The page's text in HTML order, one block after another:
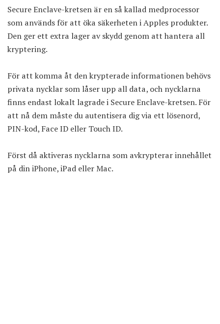
Secure Enclave-kretsen är en så kallad medprocessor
som används för att öka säkerheten i Apples produkter.
Den ger ett extra lager av skydd genom att hantera all
kryptering.
För att komma åt den krypterade informationen behövs
privata nycklar som låser upp all data, och nycklarna
finns endast lokalt lagrade i Secure Enclave-kretsen. För
att nå dem måste du autentisera dig via ett lösenord,
PIN-kod, Face ID eller Touch ID.
Först då aktiveras nycklarna som avkrypterar innehållet
på din iPhone, iPad eller Mac.